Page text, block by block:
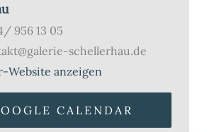
956 13 05
schellerhau.de
Website anzeigen
CALENDAR